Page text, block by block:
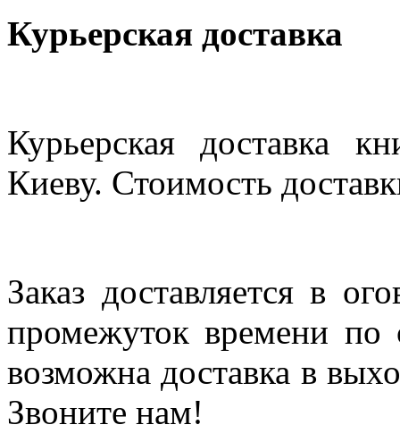
Курьерская доставка
Курьерская доставка
Киеву. Стоимость
Заказ доставляется в
промежуток времени по
возможна доставка в
Звоните нам!